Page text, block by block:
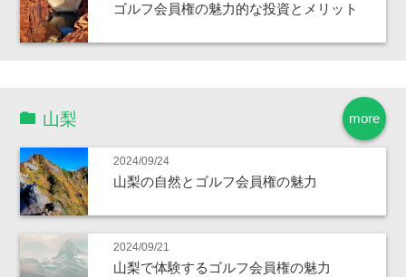
ゴルフ会員権の魅力的な投資とメリット
more
山梨
2024/09/24
山梨の自然とゴルフ会員権の魅力
2024/09/21
山梨で体験するゴルフ会員権の魅力